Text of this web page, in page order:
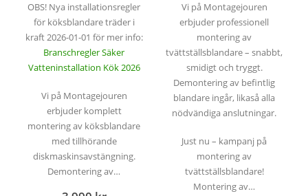
OBS! Nya installationsregler
för köksblandare träder i
kraft 2026-01-01 för mer info:
Branschregler Säker
Vatteninstallation Kök 2026
Vi på Montagejouren
erbjuder komplett
montering av köksblandare
med tillhörande
diskmaskinsavstängning.
Demontering av…
Vi på Montagejouren
erbjuder professionell
montering av
tvättställsblandare – snabbt,
smidigt och tryggt.
Demontering av befintlig
blandare ingår, likaså alla
nödvändiga anslutningar.
Just nu – kampanj på
montering av
tvättställsblandare!
Montering av…